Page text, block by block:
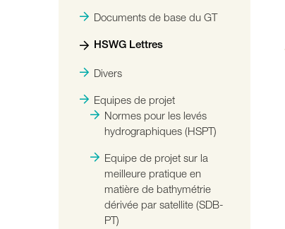
Documents de base du GT
HSWG Lettres
Divers
Equipes de projet
Normes pour les levés
hydrographiques (HSPT)
Equipe de projet sur la
meilleure pratique en
matière de bathymétrie
dérivée par satellite (SDB-
PT)